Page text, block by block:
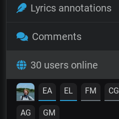
Lyrics annotations
Comments
30 users online
EA EL FM CG
AG GM